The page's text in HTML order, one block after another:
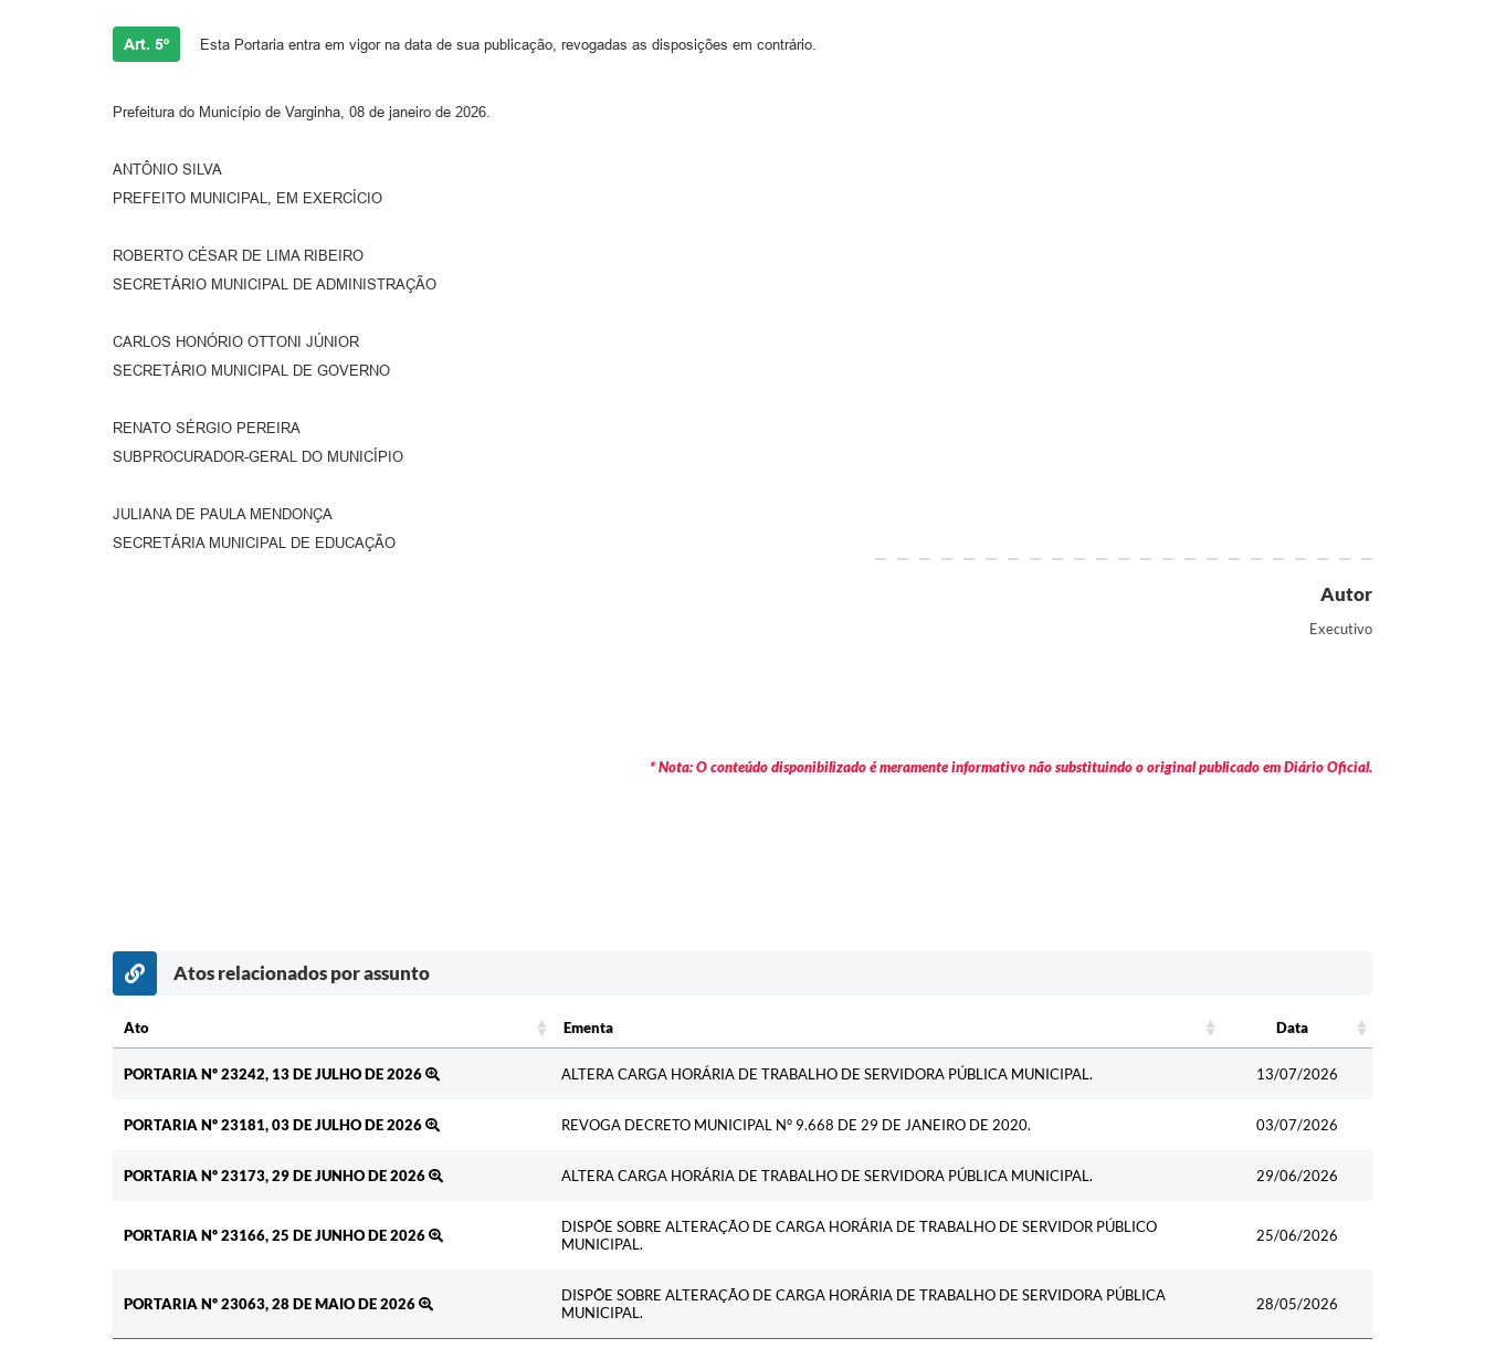
Art. 5º Esta Portaria entra em vigor na data de sua publicação, revogadas as disposições em contrário.
Prefeitura do Município de Varginha, 08 de janeiro de 2026.
ANTÔNIO SILVA
PREFEITO MUNICIPAL, EM EXERCÍCIO
ROBERTO CÉSAR DE LIMA RIBEIRO
SECRETÁRIO MUNICIPAL DE ADMINISTRAÇÃO
CARLOS HONÓRIO OTTONI JÚNIOR
SECRETÁRIO MUNICIPAL DE GOVERNO
RENATO SÉRGIO PEREIRA
SUBPROCURADOR-GERAL DO MUNICÍPIO
JULIANA DE PAULA MENDONÇA
SECRETÁRIA MUNICIPAL DE EDUCAÇÃO
Autor
Executivo
* Nota: O conteúdo disponibilizado é meramente informativo não substituindo o original publicado em Diário Oficial.
Atos relacionados por assunto
Ato Ementa
Data
PORTARIA Nº 23242, 13 DE JULHO DE 2026
ALTERA CARGA HORÁRIA DE TRABALHO DE SERVIDORA PÚBLICA MUNICIPAL. 13/07/2026
PORTARIA Nº 23181, 03 DE JULHO DE 2026 REVOGA DECRETO MUNICIPAL N° 9.668 DE 29 DE JANEIRO DE 2020. 03/07/2026
PORTARIA Nº 23173, 29 DE JUNHO DE 2026 ALTERA CARGA HORÁRIA DE TRABALHO DE SERVIDORA PÚBLICA MUNICIPAL. 29/06/2026
PORTARIA Nº 23166, 25 DE JUNHO DE 2026
DISPÕE SOBRE ALTERAÇÃO DE CARGA HORÁRIA DE TRABALHO DE SERVIDOR PÚBLICO
MUNICIPAL.
25/06/2026
PORTARIA Nº 23063, 28 DE MAIO DE 2026
DISPÕE SOBRE ALTERAÇÃO DE CARGA HORÁRIA DE TRABALHO DE SERVIDORA PÚBLICA
MUNICIPAL.
28/05/2026